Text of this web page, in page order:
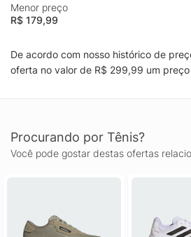
Menor preço
R$ 179,99
De acordo com nosso histórico de
oferta no valor de R$ 299,99 um
Procurando por Tênis?
Você pode gostar destas ofertas